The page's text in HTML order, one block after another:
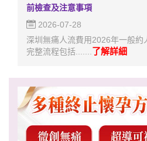
前檢查及注意事項
2026-07-28
深圳無痛人流費用2026年一般約
完整流程包括.......了解詳細